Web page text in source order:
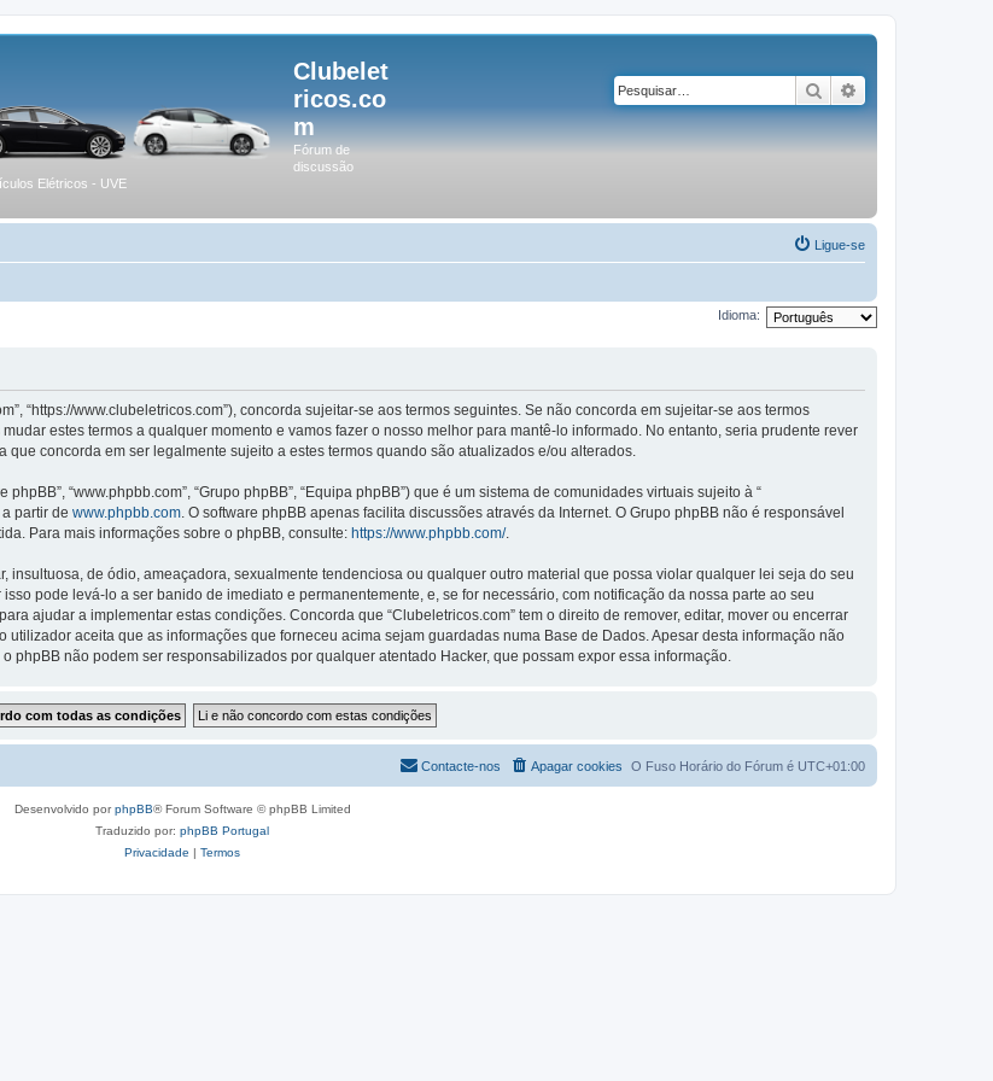
Clubelet
ricos.co
m
Fórum de
discussão
Elétricos - UVE
Pesquisar
Ligue-se
Idioma:
“https://www.clubeletricos.com”), concorda sujeitar-se aos termos seguintes. Se não concorda em sujeitar-se aos termos
estes termos a qualquer momento e vamos fazer o nosso melhor para mantê-lo informado. No entanto, seria prudente rever
que concorda em ser legalmente sujeito a estes termos quando são atualizados e/ou alterados.
“www.phpbb.com”, “Grupo phpBB”, “Equipa phpBB”) que é um sistema de comunidades virtuais sujeito à “
partir de www.phpbb.com. O software phpBB apenas facilita discussões através da Internet. O Grupo phpBB não é responsável
Para mais informações sobre o phpBB, consulte: https://www.phpbb.com/.
de ódio, ameaçadora, sexualmente tendenciosa ou qualquer outro material que possa violar qualquer lei seja do seu
pode levá-lo a ser banido de imediato e permanentemente, e, se for necessário, com notificação da nossa parte ao seu
ajudar a implementar estas condições. Concorda que “Clubeletricos.com” tem o direito de remover, editar, mover ou encerrar
aceita que as informações que forneceu acima sejam guardadas numa Base de Dados. Apesar desta informação não
phpBB não podem ser responsabilizados por qualquer atentado Hacker, que possam expor essa informação.
O Fuso Horário do Fórum é UTC+01:00
Apagar cookies
Contacte-nos
Desenvolvido porphpBB® Forum Software © phpBB Limited
Traduzido por: phpBB Portugal
Privacidade | Termos